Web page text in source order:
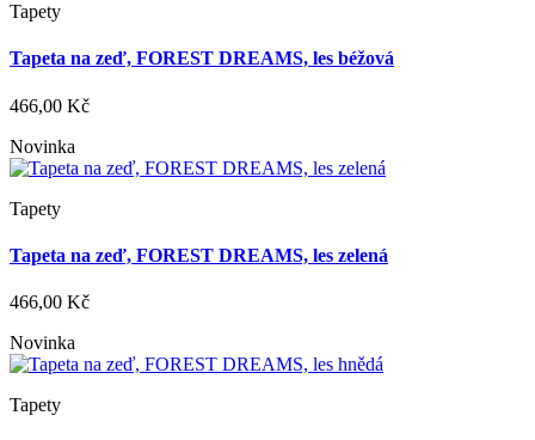
Tapety
Tapeta na zeď, FOREST DREAMS, les béžová
466,00 Kč
Novinka
Tapety
Tapeta na zeď, FOREST DREAMS, les zelená
466,00 Kč
Novinka
Tapety